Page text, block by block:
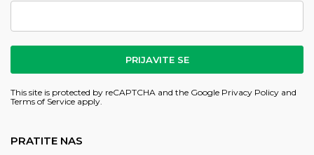
PRIJAVITE SE
This site is protected by reCAPTCHA and the Google Privacy Policy and
Terms of Service apply.
PRATITE NAS